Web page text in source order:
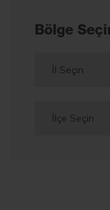
Bölge